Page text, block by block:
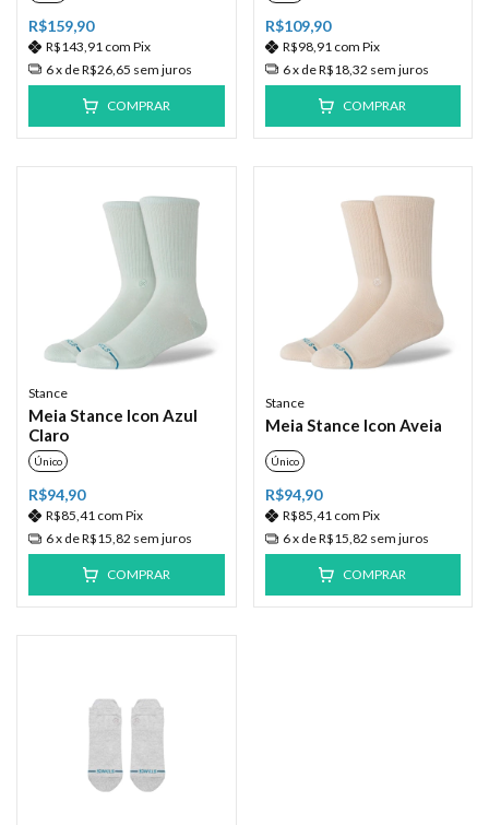
R$159,90
R$143,91 com Pix
6x deR$26,65 sem juros
COMPRAR
R$109,90
R$98,91 com Pix
6x deR$18,32 sem juros
COMPRAR
Stance
Meia Stance Icon Azul
Claro
Único
R$94,90
R$85,41 com Pix
6x deR$15,82 sem juros
COMPRAR
Stance
Meia Stance Icon Aveia
Único
R$94,90
R$85,41 com Pix
6x deR$15,82 sem juros
COMPRAR